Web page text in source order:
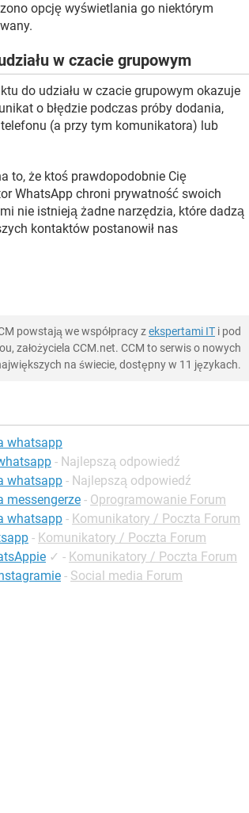
opcję wyświetlania go niektórym
w czacie grupowym
do udziału w czacie grupowym okazuje
o błędzie podczas próby dodania,
(a przy tym komunikatora) lub
to, że ktoś prawdopodobnie Cię
WhatsApp chroni prywatność swoich
nie istnieją żadne narzędzia, które dadzą
kontaktów postanowił nas
powstają we współpracy zekspertami IT i pod
założyciela CCM.net. CCM to serwis o nowych
na świecie, dostępny w 11 językach.
whatsapp
- Najlepszą odpowiedź
whatsapp - Najlepszą odpowiedź
messengerze - Oprogramowanie Forum
whatsapp - Komunikatory / Poczta Forum
- Komunikatory / Poczta Forum
✓ - Komunikatory / Poczta Forum
- Social media Forum